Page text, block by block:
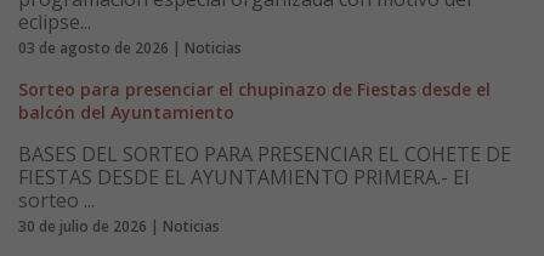
eclipse...
03 de agosto de 2026 | Noticias
Sorteo para presenciar el chupinazo de Fiestas desde el
balcón del Ayuntamiento
BASES DEL SORTEO PARA PRESENCIAR EL COHETE DE
FIESTAS DESDE EL AYUNTAMIENTO PRIMERA.- El
sorteo ...
30 de julio de 2026 | Noticias